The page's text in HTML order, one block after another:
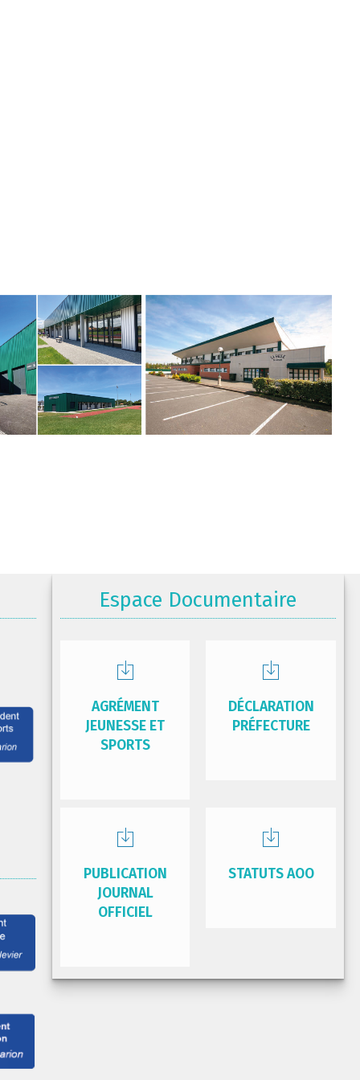
Espace Documentaire
AGRÉMENT
JEUNESSE ET
SPORTS
DÉCLARATION
PRÉFECTURE
PUBLICATION
JOURNAL
OFFICIEL
STATUTS AOO